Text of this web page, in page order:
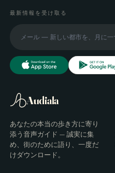
最新情報を受け取る
Audiala
あなたの本当の歩き方に寄り
添う音声ガイド — 誠実に集
め、街のために語り、一度だ
けダウンロード。